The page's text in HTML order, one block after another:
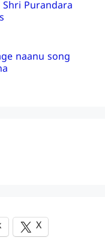
Shri Purandara
naanu song
X